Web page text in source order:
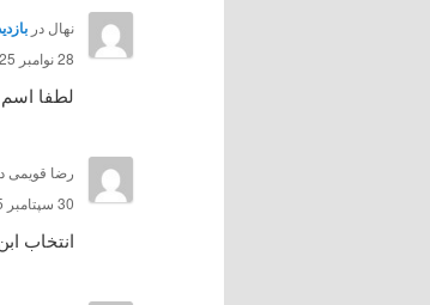
نهال در
28 نوامبر 2025
لطفا
رضا قویمی
30 سپتامبر 2025
انتخاب